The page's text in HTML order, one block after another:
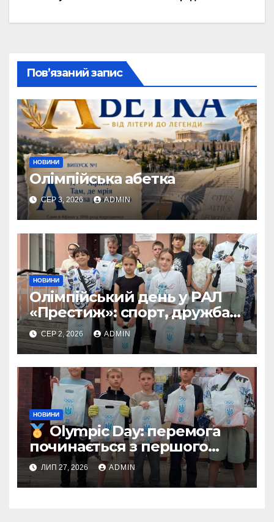
записів
Пов’язаний запис
НОВИНИ
Олімпійська абетка
СЕР 3, 2026 ADMIN
НОВИНИ
Олімпійський день у РАЛ
«Престиж»: спорт, дружба
та незабутні емоції
СЕР 2, 2026 ADMIN
НОВИНИ
Olympic Day: перемога
починається з першого
кроку
ЛИП 27, 2026 ADMIN